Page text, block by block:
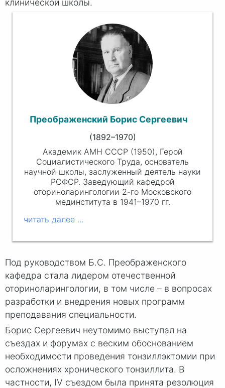
клинической школы.
Преображенский Борис Сергеевич
(1892–1970)
Академик АМН СССР (1950), Герой
Социалистического Труда, основатель
научной школы, заслуженный деятель науки
РСФСР. Заведующий кафедрой
оториноларингологии 2-го Московского
мединститута в 1941–1970 гг.
Под руководством Б.С. Преображенского
кафедра стала лидером отечественной
оториноларингологии, в том числе – в вопросах
разработки и внедрения новых программ
преподавания специальности.
Борис Сергеевич неутомимо выступал на
съездах и форумах с веским обоснованием
необходимости проведения тонзиллэктомии при
осложнениях хронического тонзиллита. В
частности, IV съездом была принята резолюция